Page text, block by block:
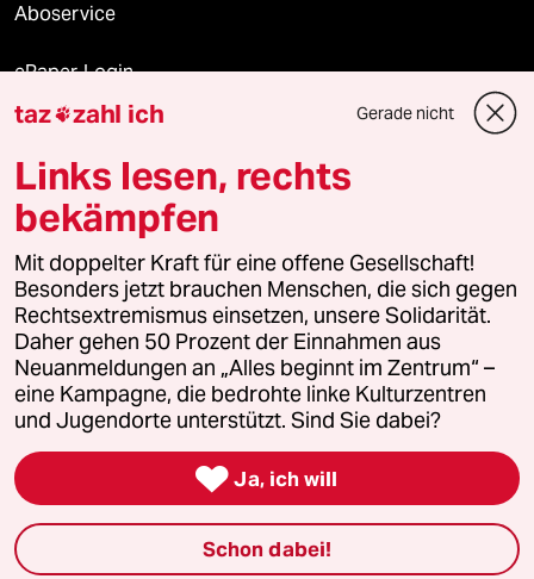
Aboservice
ePaper Login
Downloads für Abonnierende
© 2026 taz Verlags und Vertriebs GmbH
Alle Rechte vorbehalten. Bei rechtlichen Fragen oder für Genehmigungen
wenden Sie sich bitte an
lizenzen@taz.de
Feedback Redaktionsstatut Kommune-Richtlinien
Leitlinie Informant Datenschutz Impressum AGB
Seitenwende Einwilligungen widerrufen (Ads)
taz zahl ich Gerade nicht
Links lesen, rechts
bekämpfen
Mit doppelter Kraft für eine offene Gesellschaft!
Besonders jetzt brauchen Menschen, die sich gegen
Rechtsextremismus einsetzen, unsere Solidarität.
Daher gehen 50 Prozent der Einnahmen aus
Neuanmeldungen an „Alles beginnt im Zentrum“ –
eine Kampagne, die bedrohte linke Kulturzentren
und Jugendorte unterstützt. Sind Sie dabei?
 Ja, ich will
Schon dabei!